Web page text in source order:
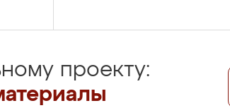
проекту: